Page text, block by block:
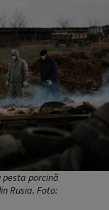
porcină
Rusia. Foto: